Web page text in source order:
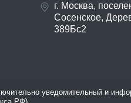
г. Москва,
Сосенское,
389Бс2
уведомительный и